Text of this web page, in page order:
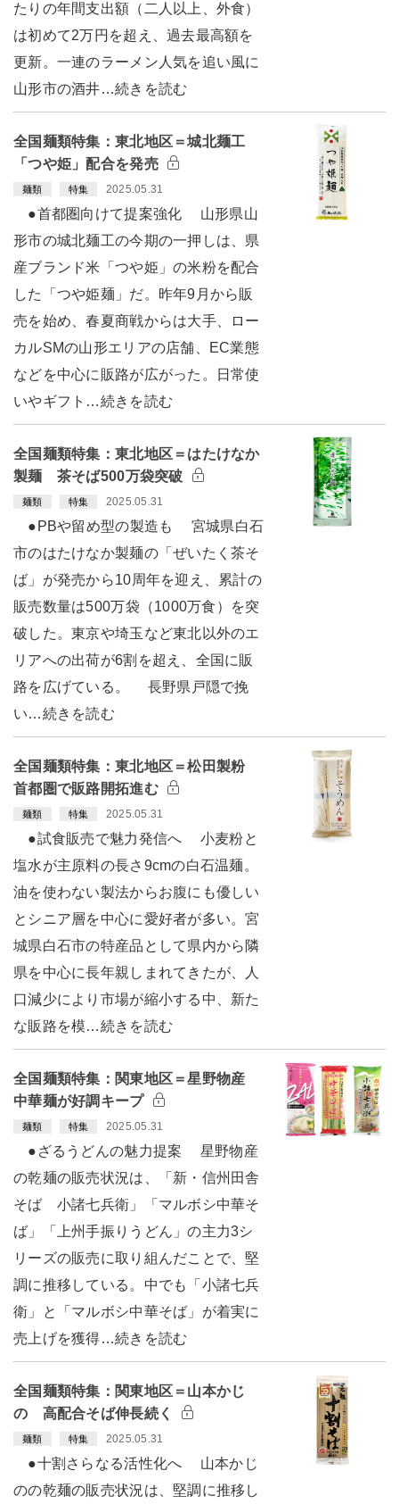
たりの年間支出額（二人以上、外食）
は初めて2万円を超え、過去最高額を
更新。一連のラーメン人気を追い風に
山形市の酒井…続きを読む
全国麺類特集：東北地区＝城北麺工
「つや姫」配合を発売
麺類 特集 2025.05.31
●首都圏向けて提案強化 山形県山
形市の城北麺工の今期の一押しは、県
産ブランド米「つや姫」の米粉を配合
した「つや姫麺」だ。昨年9月から販
売を始め、春夏商戦からは大手、ロー
カルSMの山形エリアの店舗、EC業態
などを中心に販路が広がった。日常使
いやギフト…続きを読む
全国麺類特集：東北地区＝はたけなか
製麺 茶そば500万袋突破
麺類 特集 2025.05.31
●PBや留め型の製造も 宮城県白石
市のはたけなか製麺の「ぜいたく茶そ
ば」が発売から10周年を迎え、累計の
販売数量は500万袋（1000万食）を突
破した。東京や埼玉など東北以外のエ
リアへの出荷が6割を超え、全国に販
路を広げている。 長野県戸隠で挽
い…続きを読む
全国麺類特集：東北地区＝松田製粉
首都圏で販路開拓進む
麺類 特集 2025.05.31
●試食販売で魅力発信へ 小麦粉と
塩水が主原料の長さ9cmの白石温麺。
油を使わない製法からお腹にも優しい
とシニア層を中心に愛好者が多い。宮
城県白石市の特産品として県内から隣
県を中心に長年親しまれてきたが、人
口減少により市場が縮小する中、新た
な販路を模…続きを読む
全国麺類特集：関東地区＝星野物産
中華麺が好調キープ
麺類 特集 2025.05.31
●ざるうどんの魅力提案 星野物産
の乾麺の販売状況は、「新・信州田舎
そば 小諸七兵衛」「マルボシ中華そ
ば」「上州手振りうどん」の主力3シ
リーズの販売に取り組んだことで、堅
調に推移している。中でも「小諸七兵
衛」と「マルボシ中華そば」が着実に
売上げを獲得…続きを読む
全国麺類特集：関東地区＝山本かじ
の 高配合そば伸長続く
麺類 特集 2025.05.31
●十割さらなる活性化へ 山本かじ
のの乾麺の販売状況は、堅調に推移し